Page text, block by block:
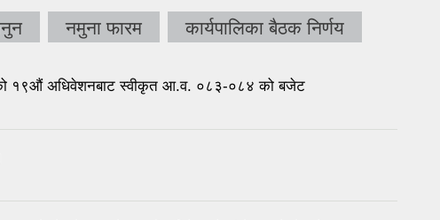
नमुना फारम कार्यपालिका बैठक निर्णय
१९औं अधिवेशनबाट स्वीकृत आ.व. ०८३-०८४ को बजेट